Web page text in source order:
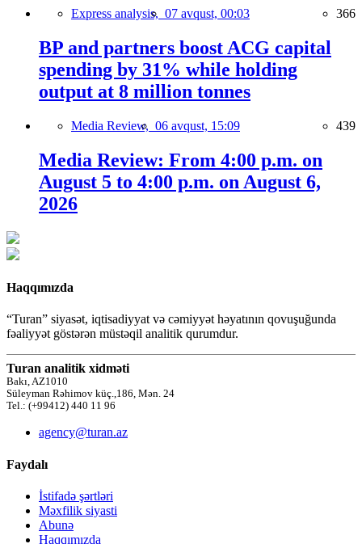
Express analysis, 07 avqust, 00:03 366
BP and partners boost ACG capital
spending by 31% while holding
output at 8 million tonnes
Media Review, 06 avqust, 15:09 439
Media Review: From 4:00 p.m. on
August 5 to 4:00 p.m. on August 6,
2026
Haqqımızda
“Turan” siyasət, iqtisadiyyat və cəmiyyət həyatının qovuşuğunda
fəaliyyət göstərən müstəqil analitik qurumdur.
Turan analitik xidməti
Bakı, AZ1010
Süleyman Rəhimov küç.,186, Mən. 24
Tel.: (+99412) 440 11 96
agency@turan.az
Faydalı
İstifadə şərtləri
Məxfilik siyasti
Abunə
Haqqımızda